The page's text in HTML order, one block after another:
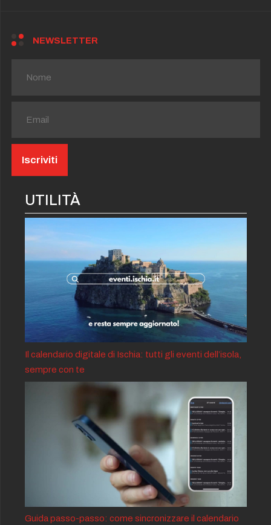
NEWSLETTER
UTILITÀ
Il calendario digitale di Ischia: tutti gli eventi dell’isola,
sempre con te
Guida passo-passo: come sincronizzare il calendario